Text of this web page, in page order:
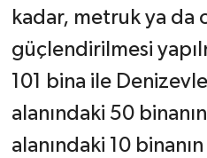
kadar, metruk ya da
güçlendirilmesi
101 bina ile
alanındaki 50
alanındaki 10 binanın